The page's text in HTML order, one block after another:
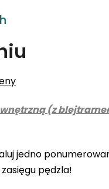
(z
jedno
pędzla!